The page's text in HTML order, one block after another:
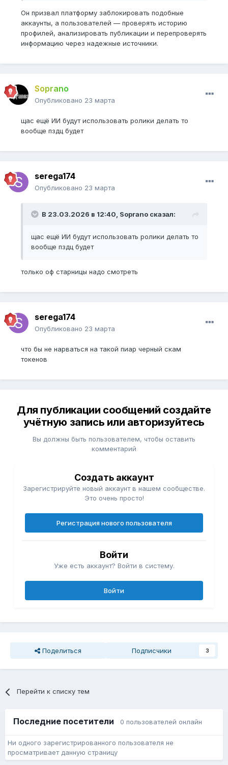
Он призвал платформу заблокировать подобные
аккаунты, а пользователей — проверять историю
профилей, анализировать публикации и перепроверять
информацию через надежные источники.
Soprano
Опубликовано 23 марта
щас ещё ИИ будут использовать ролики делать то
вообще пздц будет
serega174
Опубликовано 23 марта
В 23.03.2026 в 12:40, Soprano сказал:
щас ещё ИИ будут использовать ролики делать то
вообще пздц будет
только оф старницы надо смотреть
serega174
Опубликовано 23 марта
что бы не нарваться на такой пиар черный скам
токенов
Для публикации сообщений создайте
учётную запись или авторизуйтесь
Вы должны быть пользователем, чтобы оставить
комментарий
Создать аккаунт
Зарегистрируйте новый аккаунт в нашем сообществе.
Это очень просто!
Регистрация нового пользователя
Войти
Уже есть аккаунт? Войти в систему.
Войти
Поделиться Подписчики 3
Перейти к списку тем
Последние посетители 0 пользователей онлайн
Ни одного зарегистрированного пользователя не
просматривает данную страницу